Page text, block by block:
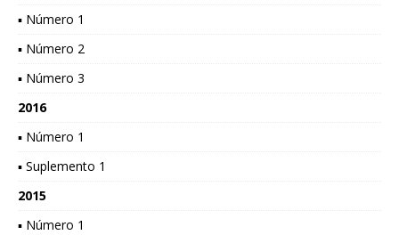
▪ Número 1
▪ Número 2
▪ Número 3
2016
▪ Número 1
▪ Suplemento 1
2015
▪ Número 1